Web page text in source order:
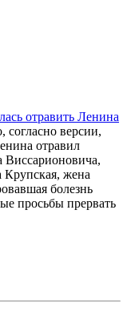
отравить Ленина
согласно версии,
отравил
Крупская, жена
болезнь
просьбы прервать